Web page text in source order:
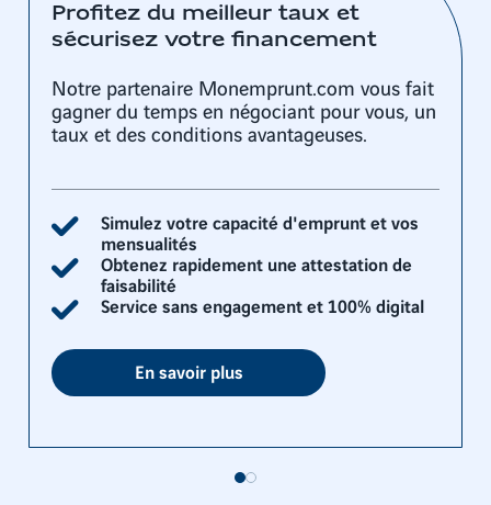
Profitez du meilleur taux et
sécurisez votre financement
Notre partenaire Monemprunt.com vous fait
gagner du temps en négociant pour vous, un
taux et des conditions avantageuses.
Simulez votre capacité d'emprunt et vos
mensualités
Obtenez rapidement une attestation de
faisabilité
Service sans engagement et 100% digital
En savoir plus